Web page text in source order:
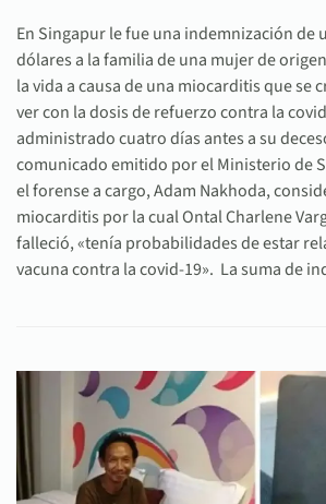
En Singapur le fue una indemnización de
dólares a la familia de una mujer de
la vida a causa de una miocarditis que se
ver con la dosis de refuerzo contra la
administrado cuatro días antes a su
comunicado emitido por el Ministerio de
el forense a cargo, Adam Nakhoda,
miocarditis por la cual Ontal Charlene
falleció, «tenía probabilidades de estar
vacuna contra la covid-19». La suma de